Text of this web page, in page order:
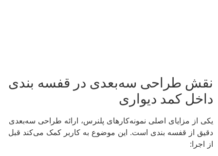
نقش طراحی سه‌بعدی در قفسه بندی
داخل کمد دیواری
یکی از مزایای اصلی نمونه‌کارهای پلنرس، ارائه طراحی سه‌بعدی
دقیق از قفسه بندی است. این موضوع به کاربر کمک می‌کند قبل
از اجرا: